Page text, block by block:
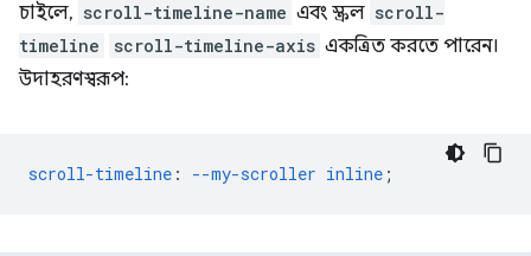
চাইলে, scroll-timeline-name এবং স্ক্রল scroll-
timeline
scroll-timeline-axis একত্রিত করতে পারেন।
উদাহরণস্বরূপ:
scroll-timeline : --my-scroller inline ;